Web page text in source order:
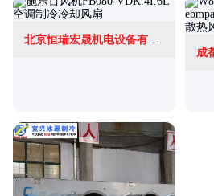
北京恒瑞宏晟机电设备有限公司